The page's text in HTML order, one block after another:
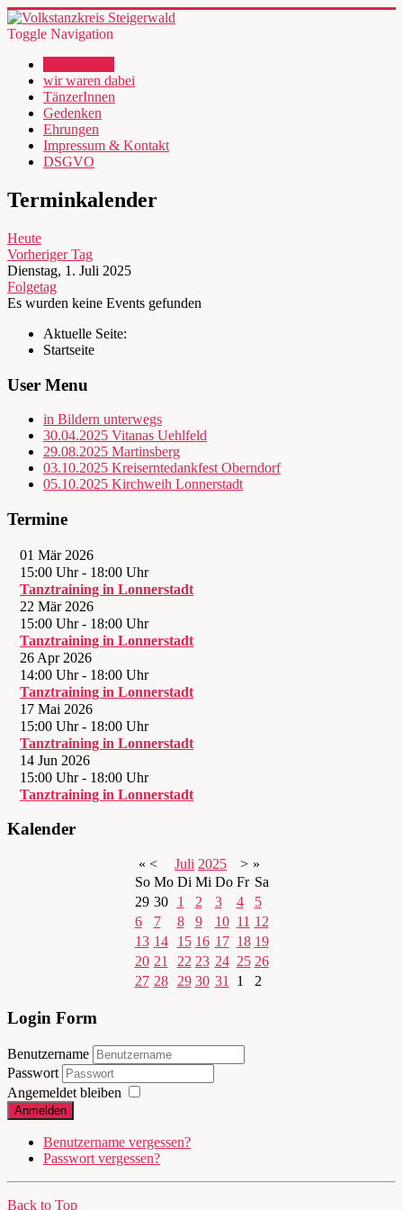
Toggle Navigation
wir waren dabei
TänzerInnen
Gedenken
Ehrungen
Impressum & Kontakt
DSGVO
Terminkalender
Heute
Vorheriger Tag
Dienstag, 1. Juli 2025
Folgetag
Es wurden keine Events gefunden
Aktuelle Seite:
Startseite
User Menu
in Bildern unterwegs
30.04.2025 Vitanas Uehlfeld
29.08.2025 Martinsberg
03.10.2025 Kreiserntedankfest Oberndorf
05.10.2025 Kirchweih Lonnerstadt
Termine
01 Mär 2026
15:00 Uhr- 18:00 Uhr
Tanztraining in Lonnerstadt
22 Mär 2026
15:00 Uhr- 18:00 Uhr
Tanztraining in Lonnerstadt
26 Apr 2026
14:00 Uhr- 18:00 Uhr
Tanztraining in Lonnerstadt
17 Mai 2026
15:00 Uhr- 18:00 Uhr
Tanztraining in Lonnerstadt
14 Jun 2026
15:00 Uhr- 18:00 Uhr
Tanztraining in Lonnerstadt
Kalender
« < Juli 2025 > »
So Mo Di Mi Do Fr Sa
29 30 1 2 3 4
5
6
7 8 9 10 11 12
13 14 15 16 17 18 19
20 21 22 23 24 25 26
27 28 29 30 31 1 2
Login Form
Benutzername
Passwort
Angemeldet bleiben
Anmelden
Benutzername vergessen?
Passwort vergessen?
Back to Top